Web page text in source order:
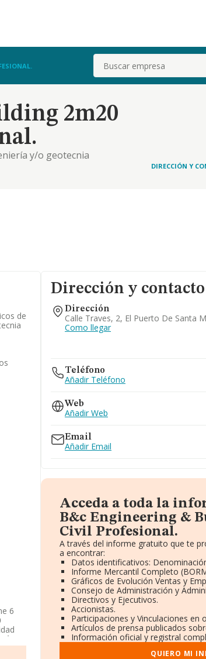
Buscar
2m20
y/o geotecnia
DIRECCIÓN Y
de
6
Dirección y contacto
Dirección
Calle Traves, 2, El Puerto De Santa
Como llegar
Teléfono
Añadir Teléfono
Web
Añadir Web
Email
Añadir Email
Acceda a toda la
B&c Engineering &
Civil Profesional.
A través del informe gratuito que te
a encontrar:
Datos identificativos:
Informe Mercantil Completo
Gráficos de Evolución Ventas y
Consejo de Administración y
Directivos y Ejecutivos.
Accionistas.
Participaciones y Vinculaciones en
Artículos de prensa publicados
Información oficial y registral
QUIERO MI